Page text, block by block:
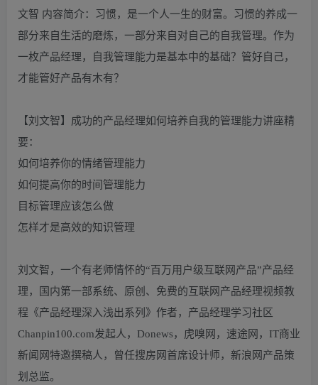
文智 内容简介：习惯，是一个人一生的财富。习惯的养成一
部分来自生活的磨炼，一部分来自对自己的自我管理。作为
一枚产品经理，自我管理能力是基本中的基础？管好自己，
才能管好产品有木有？
【刘文智】成功的产品经理如何培养自我的管理能力讲座精
要：
如何培养你的情绪管理能力
如何提高你的时间管理能力
目标管理应该怎么做
怎样才是高效的知识管理
刘文智，一个有老师情怀的“百万用户级互联网产品”产品经
理，国内第一部系统、原创、免费的互联网产品经理视频教
程《产品经理深入浅出系列》作者，产品经理学习社区
Chanpin100.com发起人，Donews，虎嗅网，速途网，IT商业
新闻网特邀撰稿人，曾任搜房网首席设计师，新浪网产品策
划总监。